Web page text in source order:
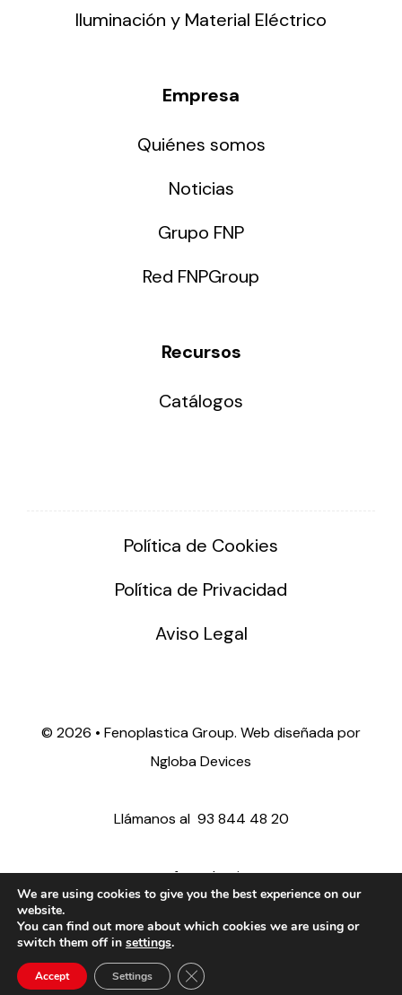
Iluminación y Material Eléctrico
Empresa
Quiénes somos
Noticias
Grupo FNP
Red FNPGroup
Recursos
Catálogos
Política de Cookies
Política de Privacidad
Aviso Legal
© 2026 • Fenoplastica Group. Web diseñada por
Ngloba Devices
Llámanos al 93 844 48 20
ventas@fenoplastica.com
export@fenoplastica.com
We are using cookies to give you the best experience on our
website.
You can find out more about which cookies we are using or
switch them off in settings.
Accept Settings Close GDPR Cookie Banner